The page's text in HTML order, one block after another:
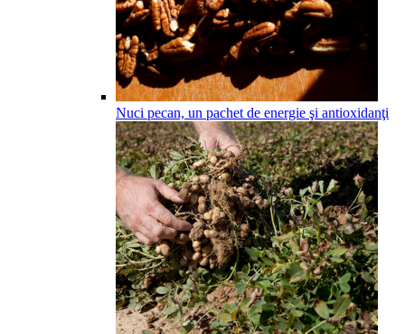
Nuci pecan, un pachet de energie şi antioxidanţi